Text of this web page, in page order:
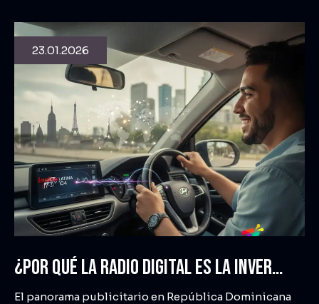
¿Por qué la Radio Digital es la inversión más inteligente para empresas en República Dominicana este 2026?
23.01.2026
El panorama publicitario en República Dominicana